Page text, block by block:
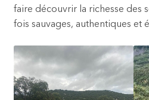
faire découvrir la richesse des
fois sauvages, authentiques et